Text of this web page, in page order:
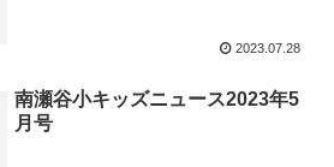
2023.07.28
南瀬谷小キッズニュース2023年5
月号